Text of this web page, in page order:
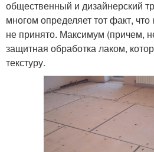
общественный и дизайнерский
многом определяет тот факт, что
не принято. Максимум (причем,
защитная обработка лаком,
текстуру.